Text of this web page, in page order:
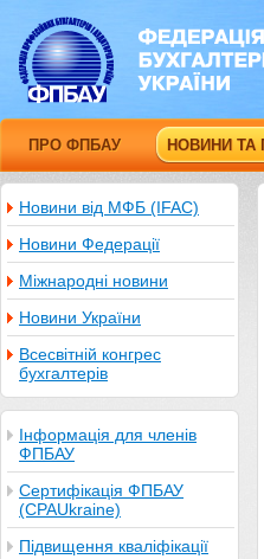
ПРО ФПБАУ НОВИНИ ТА
Новини від МФБ (IFAC)
Новини Федерації
Міжнародні новини
Новини України
Всесвітній конгрес
бухгалтерів
Інформація для членів
ФПБАУ
Сертифікація ФПБАУ
(CPAUkraine)
Підвищення кваліфікації